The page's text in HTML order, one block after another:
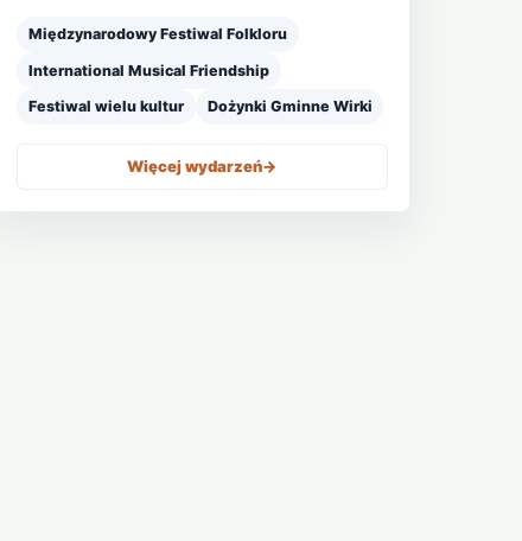
Międzynarodowy Festiwal Folkloru
International Musical Friendship
Festiwal wielu kultur Dożynki Gminne Wirki
Więcej wydarzeń->